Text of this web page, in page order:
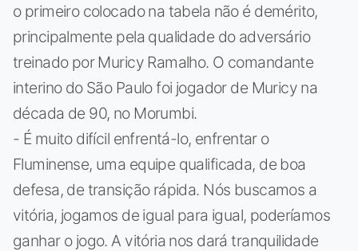
o primeiro colocado na tabela não é demérito,
principalmente pela qualidade do adversário
treinado por Muricy Ramalho. O comandante
interino do São Paulo foi jogador de Muricy na
década de 90, no Morumbi.
- É muito difícil enfrentá-lo, enfrentar o
Fluminense, uma equipe qualificada, de boa
defesa, de transição rápida. Nós buscamos a
vitória, jogamos de igual para igual, poderíamos
ganhar o jogo. A vitória nos dará tranquilidade